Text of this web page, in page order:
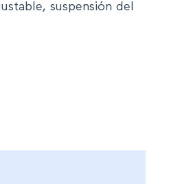
suspensión del